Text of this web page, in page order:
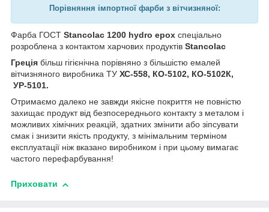
Порівняння імпортної фарби з вітчизняної:
Фарба ГОСТ Stancolac 1200 hydro epox спеціально
розроблена з контактом харчових продуктів Stancolac
Греція більш гігієнічна порівняно з більшістю емалей
вітчизняного виробника ТУ ХС-558, КО-5102, КО-5102К,
УР-5101.
Отримаємо далеко не завжди якісне покриття не повністю
захищає продукт від безпосереднього контакту з металом і
можливих хімічних реакцій, здатних змінити або зіпсувати
смак і знизити якість продукту, з мінімальним терміном
експлуатації ніж вказано виробником і при цьому вимагає
частого перефарбування!
Приховати